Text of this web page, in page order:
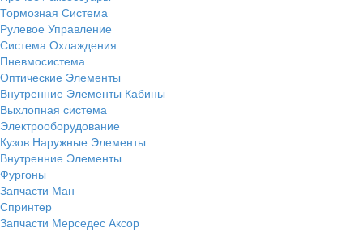
Тормозная Система
Рулевое Управление
Система Охлаждения
Пневмосистема
Оптические Элементы
Внутренние Элементы Кабины
Выхлопная система
Электрооборудование
Кузов Наружные Элементы
Внутренние Элементы
Фургоны
Запчасти Ман
Спринтер
Запчасти Мерседес Аксор